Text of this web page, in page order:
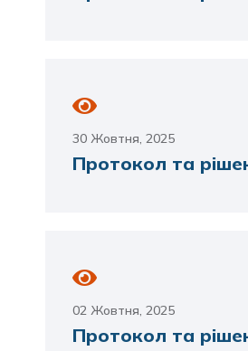
30 Жовтня, 2025
Протокол та
02 Жовтня, 2025
Протокол та